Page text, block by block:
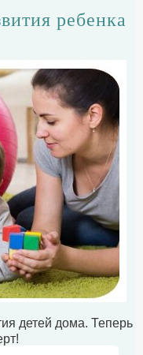
ребенка
детей дома. Теперь